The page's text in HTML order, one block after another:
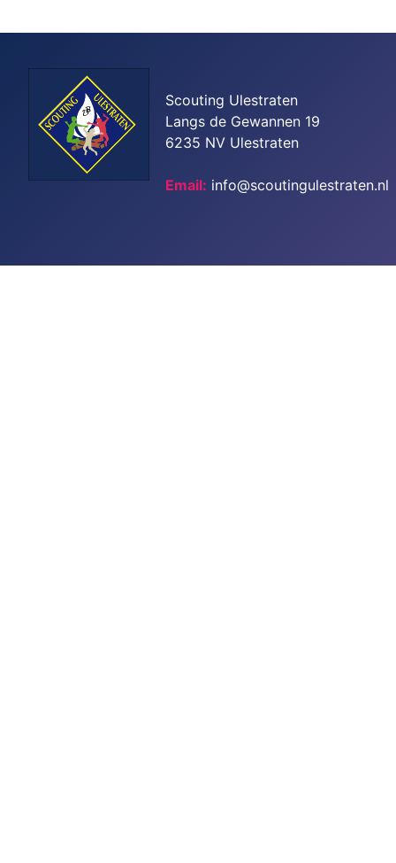
Scouting Ulestraten
Langs de Gewannen 19
6235 NV Ulestraten
Email: info@scoutingulestraten.nl